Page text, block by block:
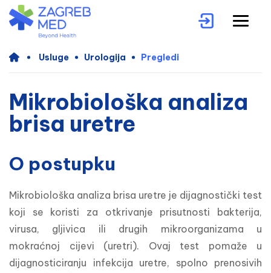
Usluge Urologija Pregledi
Mikrobiološka analiza
brisa uretre
O postupku
Mikrobiološka analiza brisa uretre je dijagnostički test
koji se koristi za otkrivanje prisutnosti bakterija,
virusa, gljivica ili drugih mikroorganizama u
mokraćnoj cijevi (uretri). Ovaj test pomaže u
dijagnosticiranju infekcija uretre, spolno prenosivih